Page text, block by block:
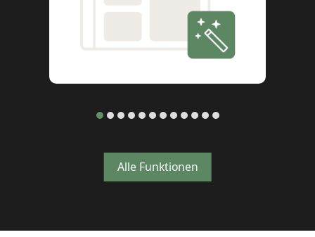
Alle Funktionen